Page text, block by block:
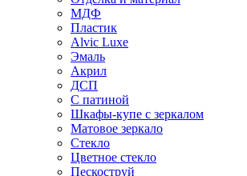
МДФ
Пластик
Alvic Luxe
Эмаль
Акрил
ДСП
С патиной
Шкафы-купе с зеркалом
Матовое зеркало
Стекло
Цветное стекло
Пескоструй